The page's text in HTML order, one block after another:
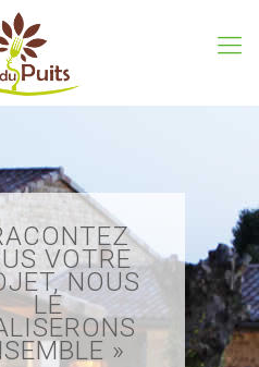
VOTRE
NOUS
LE
»